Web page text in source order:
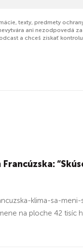
texty, predmety
ani nezodpovedá
a chceš získať
klima-sa-
na ploche 42 tisíc